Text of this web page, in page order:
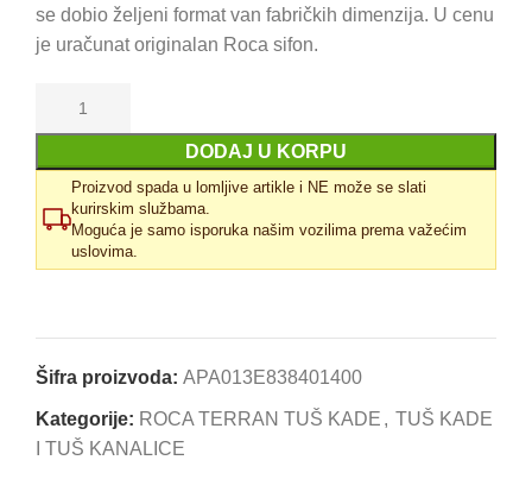
se dobio željeni format van fabričkih dimenzija. U cenu
je uračunat originalan Roca sifon.
DODAJ U KORPU
Proizvod spada u lomljive artikle i NE može se slati
kurirskim službama.
Moguća je samo isporuka našim vozilima prema važećim
uslovima.
Šifra proizvoda: APA013E838401400
Kategorije: ROCA TERRAN TUŠ KADE , TUŠ KADE
I TUŠ KANALICE